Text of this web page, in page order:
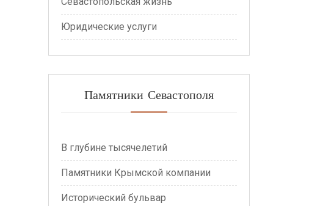
Юридические услуги
Памятники Севастополя
В глубине тысячелетий
Памятники Крымской компании
Исторический бульвар